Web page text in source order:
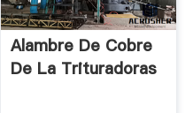
Alambre De Cobre
De La Trituradoras